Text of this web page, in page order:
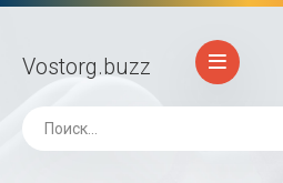
Vostorg.buzz